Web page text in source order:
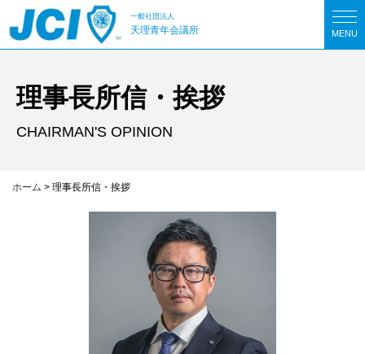
MENU
一般社団法人
天理青年会議所
理事長所信・挨拶
CHAIRMAN'S OPINION
ホーム > 理事長所信・挨拶